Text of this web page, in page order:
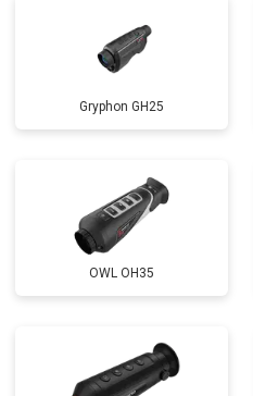
Gryphon GH25
OWL OH35